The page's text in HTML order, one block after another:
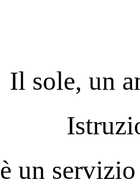
Il sole, un
è un